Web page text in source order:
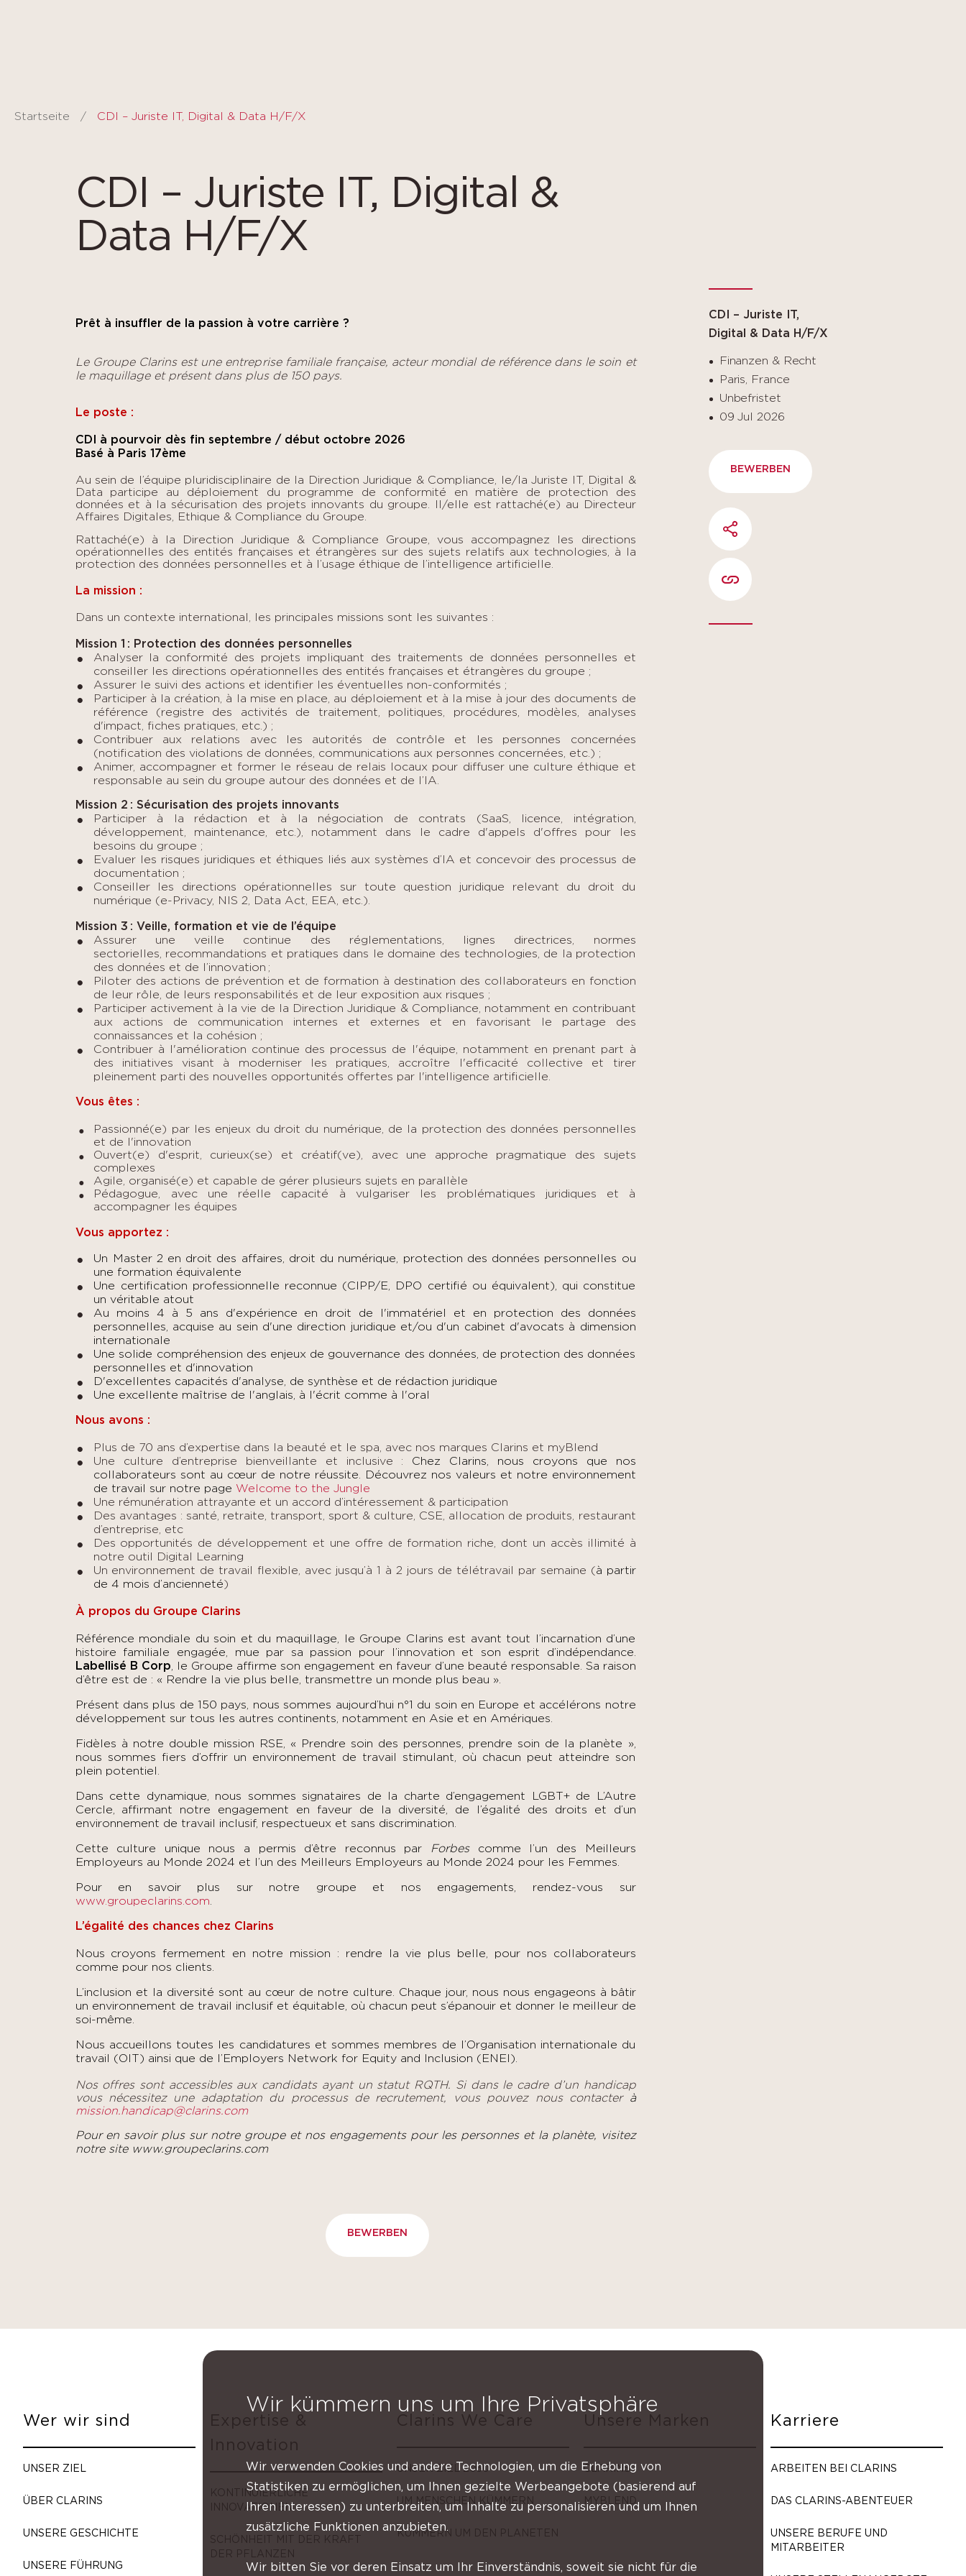
Startseite CDI – Juriste IT, Digital & Data H/F/X
CDI – Juriste IT, Digital &
Data H/F/X
Prêt à insuffler de la passion à votre carrière ?
Le Groupe Clarins est une entreprise familiale française, acteur mondial de référence dans le soin et
le maquillage et présent dans plus de 150 pays.
Le poste :
CDI à pourvoir dès fin septembre / début octobre 2026
Basé à Paris 17ème
Au sein de l’équipe pluridisciplinaire de la Direction Juridique & Compliance, le/la Juriste IT, Digital &
Data participe au déploiement du programme de conformité en matière de protection des
données et à la sécurisation des projets innovants du groupe. Il/elle est rattaché(e) au Directeur
Affaires Digitales, Ethique & Compliance du Groupe.
Rattaché(e) à la Direction Juridique & Compliance Groupe, vous accompagnez les directions
opérationnelles des entités françaises et étrangères sur des sujets relatifs aux technologies, à la
protection des données personnelles et à l’usage éthique de l’intelligence artificielle.
La mission :
Dans un contexte international, les principales missions sont les suivantes :
Mission 1 : Protection des données personnelles
Analyser la conformité des projets impliquant des traitements de données personnelles et
conseiller les directions opérationnelles des entités françaises et étrangères du groupe ;
Assurer le suivi des actions et identifier les éventuelles non-conformités ;
Participer à la création, à la mise en place, au déploiement et à la mise à jour des documents de
référence (registre des activités de traitement, politiques, procédures, modèles, analyses
d'impact, fiches pratiques, etc.) ;
Contribuer aux relations avec les autorités de contrôle et les personnes concernées
(notification des violations de données, communications aux personnes concernées, etc.) ;
Animer, accompagner et former le réseau de relais locaux pour diffuser une culture éthique et
responsable au sein du groupe autour des données et de l’IA.
Mission 2 : Sécurisation des projets innovants
Participer à la rédaction et à la négociation de contrats (SaaS, licence, intégration,
développement, maintenance, etc.), notamment dans le cadre d'appels d'offres pour les
besoins du groupe ;
Evaluer les risques juridiques et éthiques liés aux systèmes d’IA et concevoir des processus de
documentation ;
Conseiller les directions opérationnelles sur toute question juridique relevant du droit du
numérique (e-Privacy, NIS 2, Data Act, EEA, etc.).
Mission 3 : Veille, formation et vie de l’équipe
Assurer une veille continue des réglementations, lignes directrices, normes
sectorielles, recommandations et pratiques dans le domaine des technologies, de la protection
des données et de l’innovation ;
Piloter des actions de prévention et de formation à destination des collaborateurs en fonction
de leur rôle, de leurs responsabilités et de leur exposition aux risques ;
Participer activement à la vie de la Direction Juridique & Compliance, notamment en contribuant
aux actions de communication internes et externes et en favorisant le partage des
connaissances et la cohésion ;
Contribuer à l'amélioration continue des processus de l'équipe, notamment en prenant part à
des initiatives visant à moderniser les pratiques, accroître l'efficacité collective et tirer
pleinement parti des nouvelles opportunités offertes par l'intelligence artificielle.
Vous êtes :
Passionné(e) par les enjeux du droit du numérique, de la protection des données personnelles
et de l'innovation
Ouvert(e) d'esprit, curieux(se) et créatif(ve), avec une approche pragmatique des sujets
complexes
Agile, organisé(e) et capable de gérer plusieurs sujets en parallèle
Pédagogue, avec une réelle capacité à vulgariser les problématiques juridiques et à
accompagner les équipes
Vous apportez :
Un Master 2 en droit des affaires, droit du numérique, protection des données personnelles ou
une formation équivalente
Une certification professionnelle reconnue (CIPP/E, DPO certifié ou équivalent), qui constitue
un véritable atout
Au moins 4 à 5 ans d'expérience en droit de l'immatériel et en protection des données
personnelles, acquise au sein d'une direction juridique et/ou d'un cabinet d'avocats à dimension
internationale
Une solide compréhension des enjeux de gouvernance des données, de protection des données
personnelles et d'innovation
D'excellentes capacités d'analyse, de synthèse et de rédaction juridique
Une excellente maîtrise de l'anglais, à l'écrit comme à l'oral
Nous avons :
Plus de 70 ans d’expertise dans la beauté et le spa, avec nos marques Clarins et myBlend
Une culture d’entreprise bienveillante et inclusive : Chez Clarins, nous croyons que nos
collaborateurs sont au cœur de notre réussite. Découvrez nos valeurs et notre environnement
de travail sur notre page Welcome to the Jungle
Une rémunération attrayante et un accord d’intéressement & participation
Des avantages : santé, retraite, transport, sport & culture, CSE, allocation de produits, restaurant
d’entreprise, etc
Des opportunités de développement et une offre de formation riche, dont un accès illimité à
notre outil Digital Learning
Un environnement de travail flexible, avec jusqu’à 1 à 2 jours de télétravail par semaine (à partir
de 4 mois d’ancienneté)
À propos du Groupe Clarins
Référence mondiale du soin et du maquillage, le Groupe Clarins est avant tout l’incarnation d’une
histoire familiale engagée, mue par sa passion pour l’innovation et son esprit d’indépendance.
Labellisé B Corp , le Groupe affirme son engagement en faveur d’une beauté responsable. Sa raison
d’être est de : « Rendre la vie plus belle, transmettre un monde plus beau ».
Présent dans plus de 150 pays, nous sommes aujourd’hui n°1 du soin en Europe et accélérons notre
développement sur tous les autres continents, notamment en Asie et en Amériques.
Fidèles à notre double mission RSE, « Prendre soin des personnes, prendre soin de la planète »,
nous sommes fiers d’offrir un environnement de travail stimulant, où chacun peut atteindre son
plein potentiel.
Dans cette dynamique, nous sommes signataires de la charte d’engagement LGBT+ de
L’Autre
Cercle, affirmant notre engagement en faveur de la diversité, de l’égalité des droits et d’un
environnement de travail inclusif, respectueux et sans discrimination.
Cette culture unique nous a permis d’être reconnus par Forbescomme l’un des Meilleurs
Employeurs au Monde 2024 et l’un des Meilleurs Employeurs au Monde 2024 pour les Femmes.
Pour en savoir plus sur notre groupe et nos engagements, rendez-vous sur
www.groupeclarins.com
L’égalité des chances chez Clarins
Nous croyons fermement en notre mission : rendre la vie plus belle, pour nos collaborateurs
comme pour nos clients.
L’inclusion et la diversité sont au cœur de notre culture. Chaque jour, nous nous engageons à bâtir
un environnement de travail inclusif et équitable, où chacun peut s’épanouir et donner le meilleur de
soi-même.
Nous accueillons toutes les candidatures et sommes membres de l’Organisation internationale du
travail (OIT) ainsi que de l’Employers Network for Equity and Inclusion (ENEI).
Nos offres sont accessibles aux candidats ayant un statut RQTH. Si dans le cadre d’un handicap
vous nécessitez une adaptation du processus de recrutement, vous pouvez nous contacter à
mission.handicap@clarins.com
Pour en savoir plus sur notre groupe et nos engagements pour les personnes et la planète, visitez
notre site www.groupeclarins.com
BEWERBEN
CDI – Juriste IT,
Digital & Data H/F/X
Finanzen & Recht
Paris, France
Unbefristet
09 Jul 2026
BEWERBEN
SHARE
COPIER L'URL DE LA PAGE
Wer wir sind
UNSER ZIEL
ÜBER CLARINS
UNSERE GESCHICHTE
UNSERE FÜHRUNG
Expertise &
Innovation
KONTINUIERLICHE
INNOVATIONEN
SCHÖNHEIT MIT DER KRAFT
DER PFLANZEN
Clarins We Care
UNSER ZIEL 2030
UM MENSCHEN KÜMMERN
KÜMMERN UM DEN PLANETEN
Unsere Marken
CLARINS
MYBLEND
Karriere
ARBEITEN BEI CLARINS
DAS CLARINS-ABENTEUER
UNSERE BERUFE UND
MITARBEITER
Wir kümmern uns um Ihre Privatsphäre
Wir verwenden Cookies und andere Technologien, um die Erhebung von
Statistiken zu ermöglichen, um Ihnen gezielte Werbeangebote (basierend auf
Ihren Interessen) zu unterbreiten, um Inhalte zu personalisieren und um Ihnen
zusätzliche Funktionen anzubieten.
Wir bitten Sie vor deren Einsatz um Ihr Einverständnis, soweit sie nicht für die